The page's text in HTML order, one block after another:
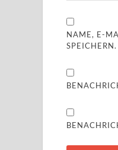
NAME, E-
SPEICHERN.